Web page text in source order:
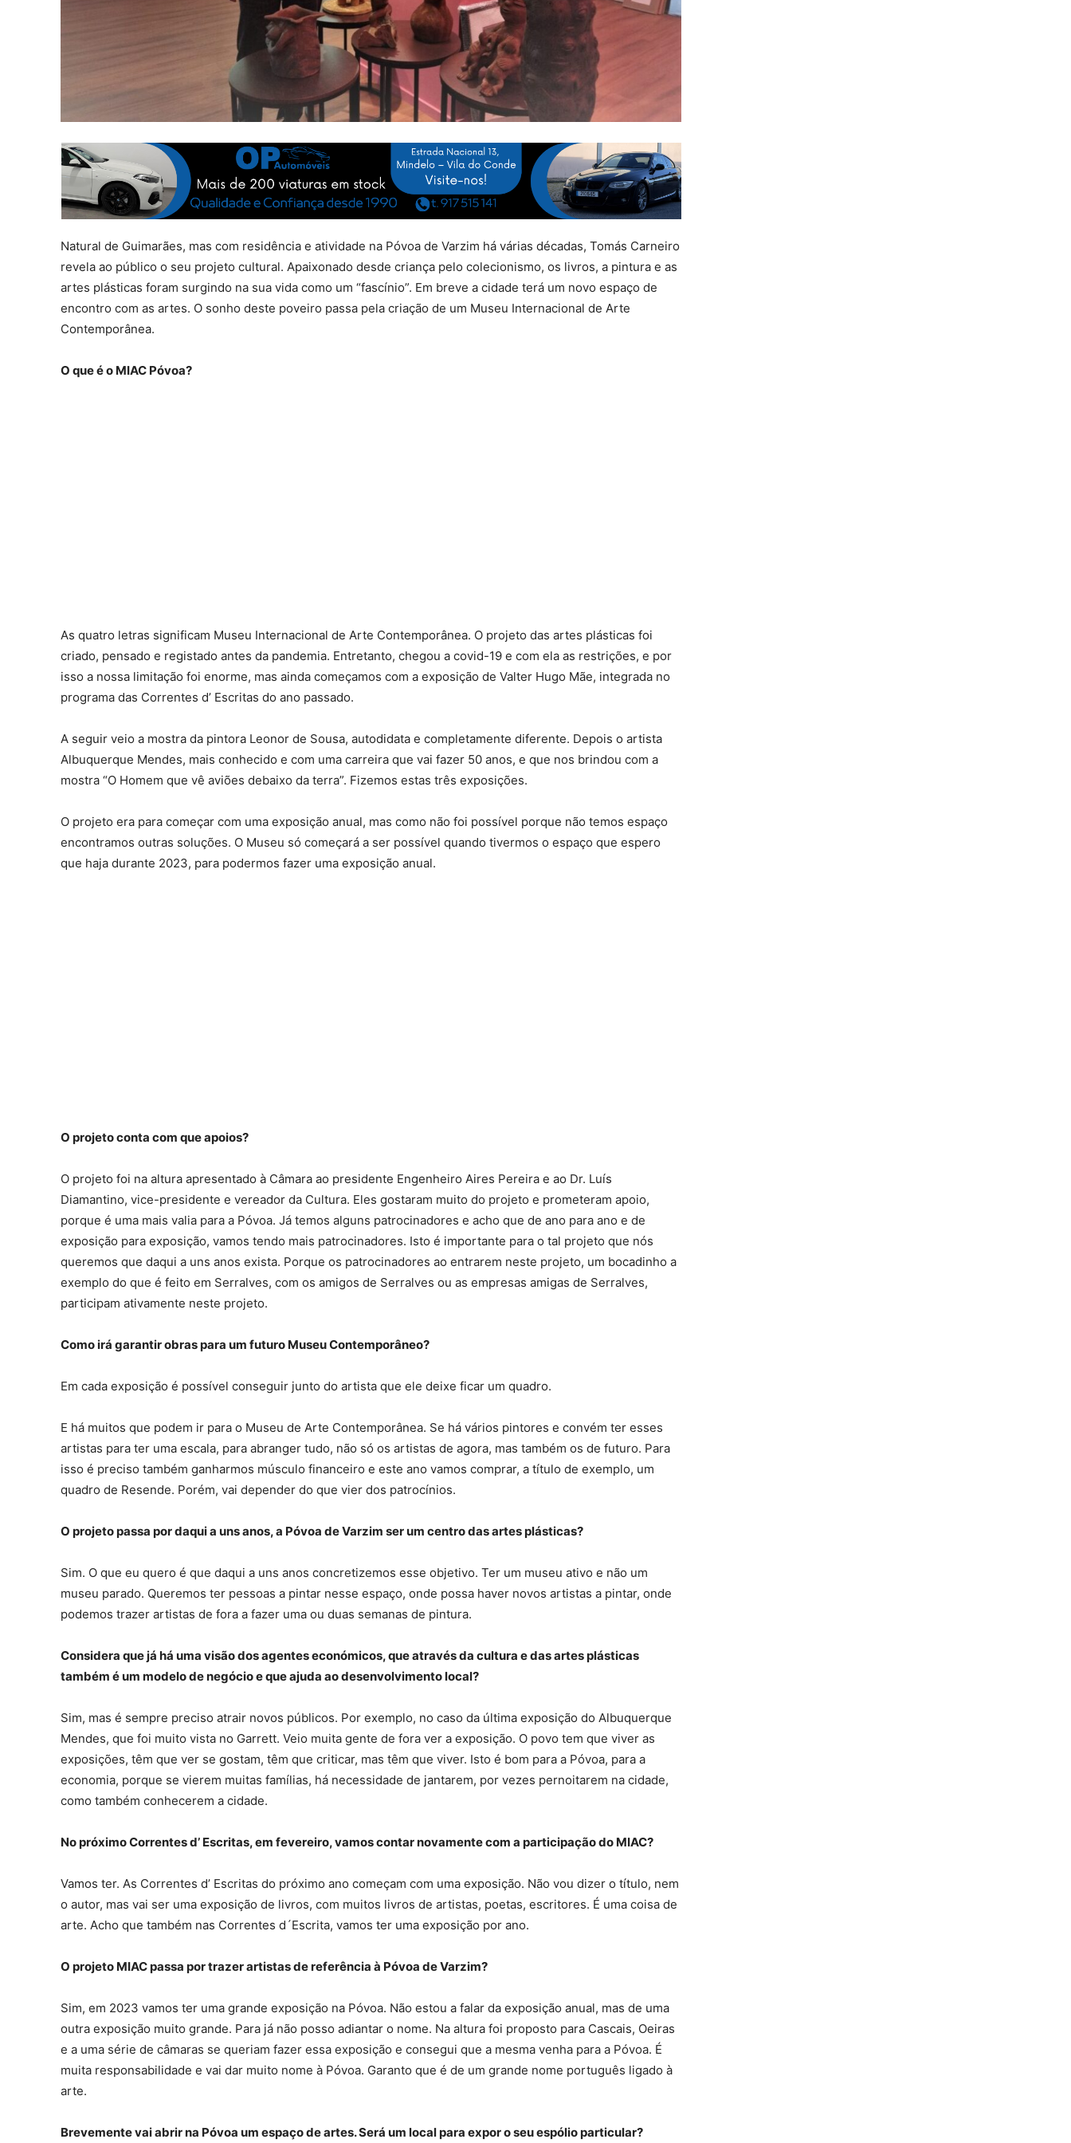
Natural de Guimarães, mas com residência e atividade na Póvoa de Varzim há várias décadas, Tomás Carneiro
revela ao público o seu projeto cultural. Apaixonado desde criança pelo colecionismo, os livros, a pintura e as
artes plásticas foram surgindo na sua vida como um “fascínio”. Em breve a cidade terá um novo espaço de
encontro com as artes. O sonho deste poveiro passa pela criação de um Museu Internacional de Arte
Contemporânea.
O que é o MIAC Póvoa?
As quatro letras significam Museu Internacional de Arte Contemporânea. O projeto das artes plásticas foi
criado, pensado e registado antes da pandemia. Entretanto, chegou a covid-19 e com ela as restrições, e por
isso a nossa limitação foi enorme, mas ainda começamos com a exposição de Valter Hugo Mãe, integrada no
programa das Correntes d’ Escritas do ano passado.
A seguir veio a mostra da pintora Leonor de Sousa, autodidata e completamente diferente. Depois o artista
Albuquerque Mendes, mais conhecido e com uma carreira que vai fazer 50 anos, e que nos brindou com a
mostra “O Homem que vê aviões debaixo da terra”. Fizemos estas três exposições.
O projeto era para começar com uma exposição anual, mas como não foi possível porque não temos espaço
encontramos outras soluções. O Museu só começará a ser possível quando tivermos o espaço que espero
que haja durante 2023, para podermos fazer uma exposição anual.
O projeto conta com que apoios?
O projeto foi na altura apresentado à Câmara ao presidente Engenheiro Aires Pereira e ao Dr. Luís
Diamantino, vice-presidente e vereador da Cultura. Eles gostaram muito do projeto e prometeram apoio,
porque é uma mais valia para a Póvoa. Já temos alguns patrocinadores e acho que de ano para ano e de
exposição para exposição, vamos tendo mais patrocinadores. Isto é importante para o tal projeto que nós
queremos que daqui a uns anos exista. Porque os patrocinadores ao entrarem neste projeto, um bocadinho a
exemplo do que é feito em Serralves, com os amigos de Serralves ou as empresas amigas de Serralves,
participam ativamente neste projeto.
Como irá garantir obras para um futuro Museu Contemporâneo?
Em cada exposição é possível conseguir junto do artista que ele deixe ficar um quadro.
E há muitos que podem ir para o Museu de Arte Contemporânea. Se há vários pintores e convém ter esses
artistas para ter uma escala, para abranger tudo, não só os artistas de agora, mas também os de futuro. Para
isso é preciso também ganharmos músculo financeiro e este ano vamos comprar, a título de exemplo, um
quadro de Resende. Porém, vai depender do que vier dos patrocínios.
O projeto passa por daqui a uns anos, a Póvoa de Varzim ser um centro das artes plásticas?
Sim. O que eu quero é que daqui a uns anos concretizemos esse objetivo. Ter um museu ativo e não um
museu parado. Queremos ter pessoas a pintar nesse espaço, onde possa haver novos artistas a pintar, onde
podemos trazer artistas de fora a fazer uma ou duas semanas de pintura.
Considera que já há uma visão dos agentes económicos, que através da cultura e das artes plásticas
também é um modelo de negócio e que ajuda ao desenvolvimento local?
Sim, mas é sempre preciso atrair novos públicos. Por exemplo, no caso da última exposição do Albuquerque
Mendes, que foi muito vista no Garrett. Veio muita gente de fora ver a exposição. O povo tem que viver as
exposições, têm que ver se gostam, têm que criticar, mas têm que viver. Isto é bom para a Póvoa, para a
economia, porque se vierem muitas famílias, há necessidade de jantarem, por vezes pernoitarem na cidade,
como também conhecerem a cidade.
No próximo Correntes d’ Escritas, em fevereiro, vamos contar novamente com a participação do MIAC?
Vamos ter. As Correntes d’ Escritas do próximo ano começam com uma exposição. Não vou dizer o título, nem
o autor, mas vai ser uma exposição de livros, com muitos livros de artistas, poetas, escritores. É uma coisa de
arte. Acho que também nas Correntes d´Escrita, vamos ter uma exposição por ano.
O projeto MIAC passa por trazer artistas de referência à Póvoa de Varzim?
Sim, em 2023 vamos ter uma grande exposição na Póvoa. Não estou a falar da exposição anual, mas de uma
outra exposição muito grande. Para já não posso adiantar o nome. Na altura foi proposto para Cascais, Oeiras
e a uma série de câmaras se queriam fazer essa exposição e consegui que a mesma venha para a Póvoa. É
muita responsabilidade e vai dar muito nome à Póvoa. Garanto que é de um grande nome português ligado à
arte.
Brevemente vai abrir na Póvoa um espaço de artes. Será um local para expor o seu espólio particular?